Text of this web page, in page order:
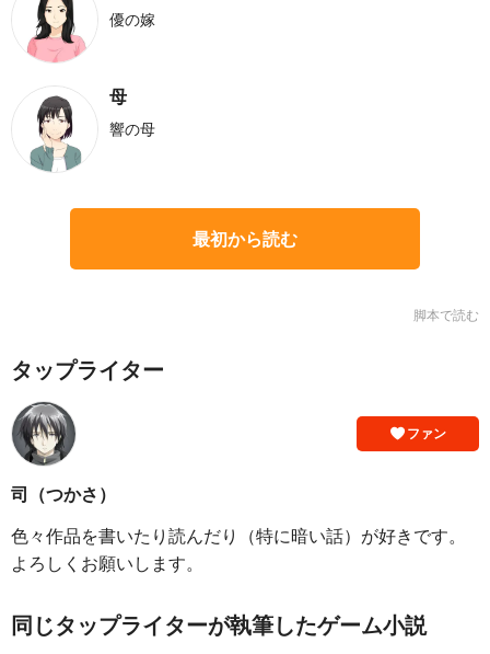
優の嫁
母
響の母
最初から読む
脚本で読む
タップライター
ファン
司（つかさ）
色々作品を書いたり読んだり（特に暗い話）が好きです。
よろしくお願いします。
同じタップライターが執筆したゲーム小説